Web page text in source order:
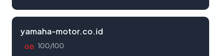
yamaha-motor.co.id
GB 100/100